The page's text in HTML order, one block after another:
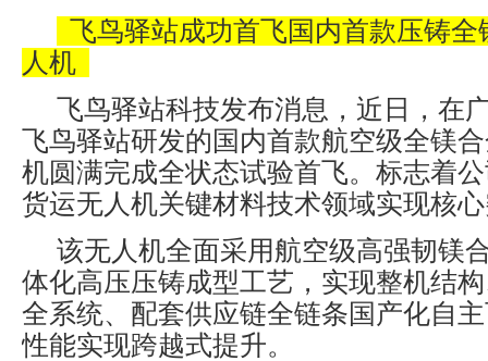
飞鸟驿站成功首飞国内首款压铸
人机
飞鸟驿站科技发布消息，近日，在
飞鸟驿站研发的国内首款航空级全镁
机圆满完成全状态试验首飞。标志着
货运无人机关键材料技术领域实现核
该无人机全面采用航空级高强韧镁
体化高压压铸成型工艺，实现整机结
全系统、配套供应链全链条国产化自
性能实现跨越式提升。